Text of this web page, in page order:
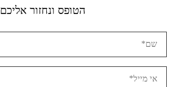
הטופס ונחזור אליכם